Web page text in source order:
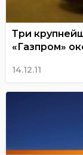
Три
«Газпром»
14.12.11